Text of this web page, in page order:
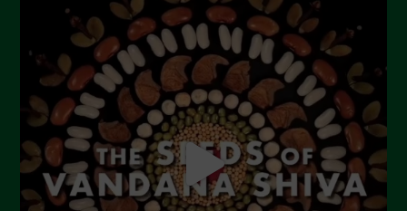
Ottobre 2023
Settembre 2023
Agosto 2023
Luglio 2023
Giugno 2023
Maggio 2023